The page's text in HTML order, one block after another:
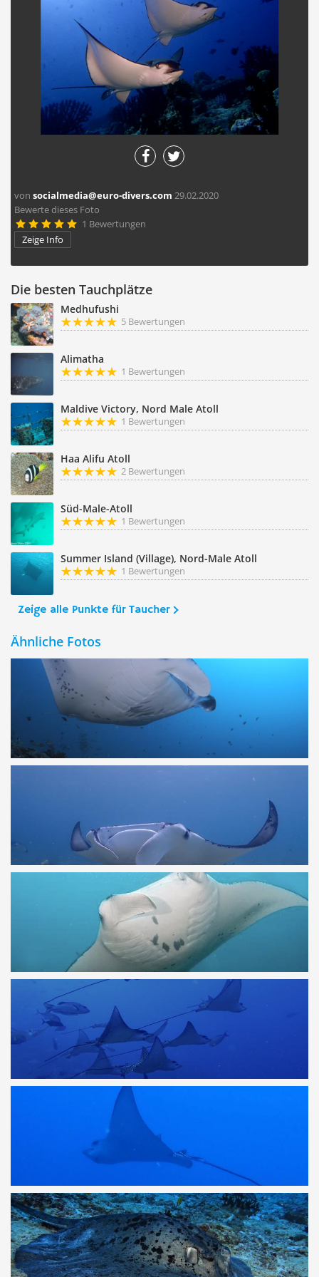
von socialmedia@euro-divers.com 29.02.2020
Bewerte dieses Foto
     1 Bewertungen
Zeige Info
Die besten Tauchplätze
Medhufushi
5 Bewertungen
Alimatha
1 Bewertungen
Maldive Victory, Nord Male Atoll
1 Bewertungen
Haa Alifu Atoll
2 Bewertungen
Süd-Male-Atoll
1 Bewertungen
Summer Island (Village), Nord-Male Atoll
1 Bewertungen
Zeige alle Punkte für Taucher
Ähnliche Fotos